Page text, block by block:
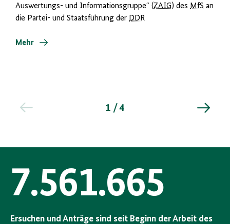
Auswertungs- und Informationsgruppe“ (ZAIG) des MfS an
die Partei- und Staatsführung der DDR
Mehr
1 / 4
7.561.665
Ersuchen und Anträge sind seit Beginn der Arbeit des